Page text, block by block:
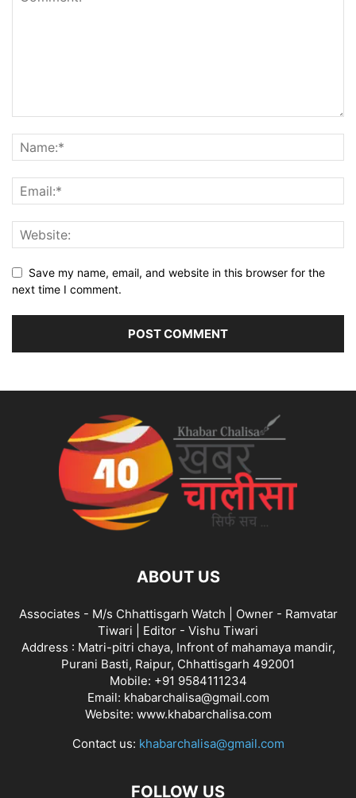
Save my name, email, and website in this browser for the
next time I comment.
ABOUT US
Associates - M/s Chhattisgarh Watch | Owner - Ramvatar
Tiwari | Editor - Vishu Tiwari
Address : Matri-pitri chaya, Infront of mahamaya mandir,
Purani Basti, Raipur, Chhattisgarh 492001
Mobile: +91 9584111234
Email: khabarchalisa@gmail.com
Website: www.khabarchalisa.com
Contact us: khabarchalisa@gmail.com
FOLLOW US